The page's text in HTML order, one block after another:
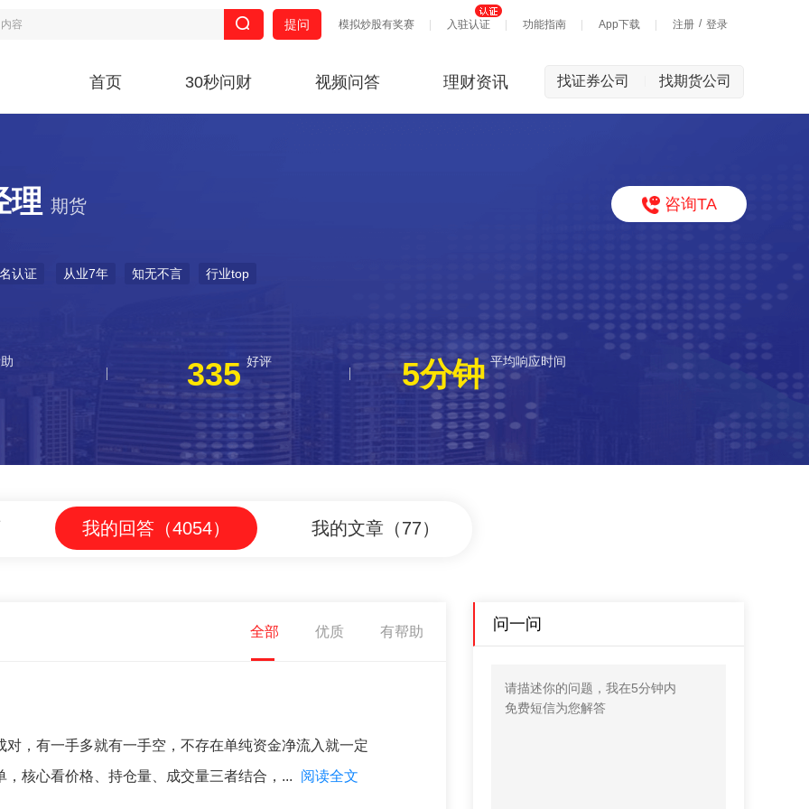
模拟炒股有奖赛 入驻认证 功能指南 App下载 注册 / 登录
提问
首页 30秒问财 视频问答 理财资讯 找证券公司 找期货公司
理 期货
认证 从业7年 知无不言 行业top
335 好评 5分钟 平均响应时间
咨询TA
我的回答（4054） 我的文章（77）
有帮助
优质
全部
，有一手多就有一手空，不存在单纯资金净流入就一定
核心看价格、持仓量、成交量三者结合，...
阅读全文
问一问